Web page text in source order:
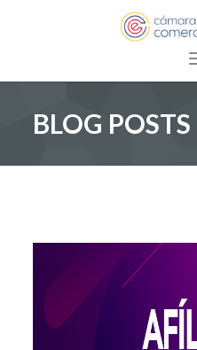
BLOG POSTS